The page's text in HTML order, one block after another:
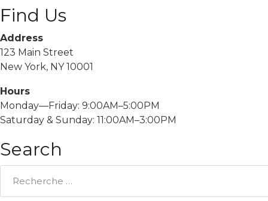
Find Us
Address
123 Main Street
New York, NY 10001
Hours
Monday—Friday: 9:00AM–5:00PM
Saturday & Sunday: 11:00AM–3:00PM
Search